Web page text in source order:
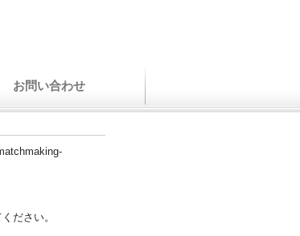
お問い合わせ
ださい。